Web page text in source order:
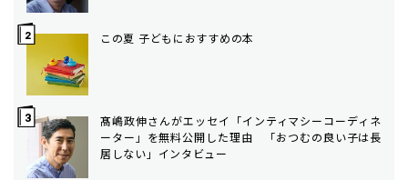
この夏 子どもにおすすめの本
髙嶋政伸さんがエッセイ「インティマシーコーディネ
ーター」を無料公開した理由 「おつむの良い子は長
居しない」インタビュー